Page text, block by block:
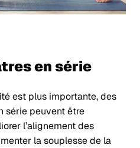
en série
est plus importante, des
série peuvent être
l’alignement des
la souplesse de la